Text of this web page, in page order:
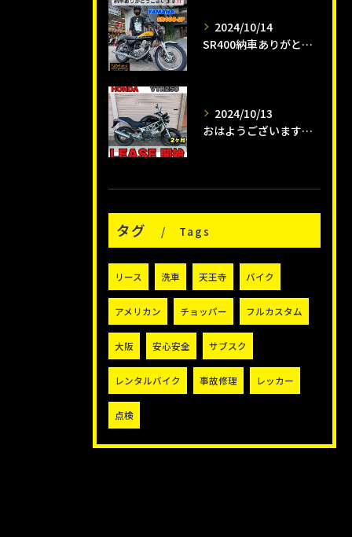
2024/10/14
SR400納車ありがとうございます😊
2024/10/13
おはようございます😊タイガーオートインスタクラブです🛵
タグ Tags
リース 洗車 天王寺 バイク
アメリカン チョッパー フルカスタム
大阪 安心安全 サブスク
レンタルバイク 事故修理 レッカー
点検